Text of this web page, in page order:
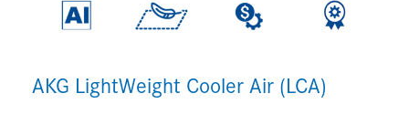
AKG LightWeight Cooler Air (LCA)